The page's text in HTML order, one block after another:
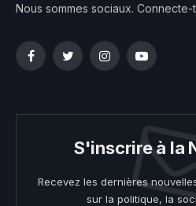
Nous sommes sociaux.
FacebookTwitterInstagramYouTube
S'inscrire à la
Recevez les dernières
sur la politique, la